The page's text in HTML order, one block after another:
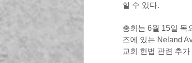
할 수 있다.
총회는 6월 15일 목
즈에 있는 Neland
교회 헌법 관련 추